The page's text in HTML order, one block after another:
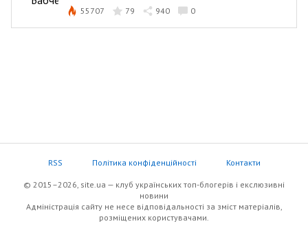
55707
79 940 0
RSS Політика конфіденційності Контакти
© 2015–2026, site.ua — клуб українських топ-блогерів i екслюзивнi
новини
Адміністрація сайту не несе відповідальності за зміст матеріалів,
розміщених користувачами.